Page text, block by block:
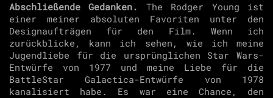
Abschließende Gedanken.
The Rodger Young ist
einer meiner absoluten Favoriten unter den
Designaufträgen für den Film. Wenn ich
zurückblicke, kann ich sehen, wie ich meine
Jugendliebe für die ursprünglichen Star Wars-
Entwürfe von 1977 und meine Liebe für die
BattleStar Galactica-Entwürfe von 1978
kanalisiert habe. Es war eine Chance, den